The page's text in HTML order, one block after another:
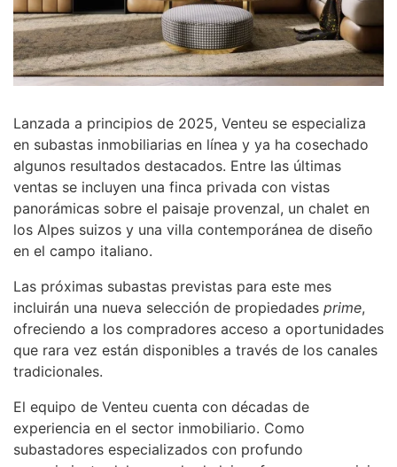
Lanzada a principios de 2025, Venteu se especializa
en subastas inmobiliarias en línea y ya ha cosechado
algunos resultados destacados. Entre las últimas
ventas se incluyen una finca privada con vistas
panorámicas sobre el paisaje provenzal, un chalet en
los Alpes suizos y una villa contemporánea de diseño
en el campo italiano.
Las próximas subastas previstas para este mes
incluirán una nueva selección de propiedades prime,
ofreciendo a los compradores acceso a oportunidades
que rara vez están disponibles a través de los canales
tradicionales.
El equipo de Venteu cuenta con décadas de
experiencia en el sector inmobiliario. Como
subastadores especializados con profundo